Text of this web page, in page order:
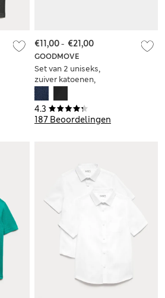
4.3
187 Beoordelingen
GOODMOVE
Set van 2 uniseks,
zuiver katoenen,
korte
schoolbroeken (2-16
jaar)
€11,00- €21,00